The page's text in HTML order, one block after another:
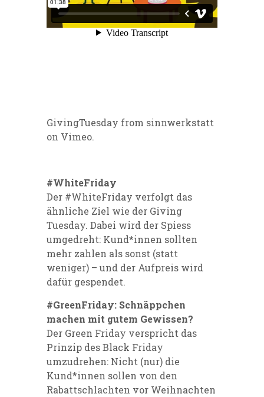
GivingTuesday from sinnwerkstatt
on Vimeo.
#WhiteFriday
Der #WhiteFriday verfolgt das
ähnliche Ziel wie der Giving
Tuesday. Dabei wird der Spiess
umgedreht: Kund*innen sollten
mehr zahlen als sonst (statt
weniger) – und der Aufpreis wird
dafür gespendet.
#GreenFriday: Schnäppchen
machen mit gutem Gewissen?
Der Green Friday verspricht das
Prinzip des Black Friday
umzudrehen: Nicht (nur) die
Kund*innen sollen von den
Rabattschlachten vor Weihnachten